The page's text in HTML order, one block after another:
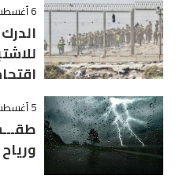
6 أغسطس 2026 - 12:08
5 أغسطس 2026 - 16:47